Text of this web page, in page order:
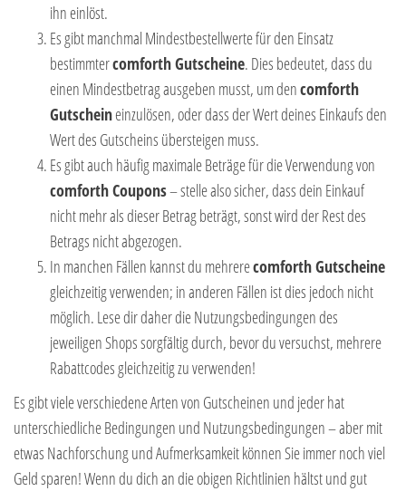
ihn einlöst.
Es gibt manchmal Mindestbestellwerte für den Einsatz
bestimmtercomforthGutscheine. Dies bedeutet, dass du
einen Mindestbetrag ausgeben musst, um dencomforth
Gutscheineinzulösen, oder dass der Wert deines Einkaufs den
Wert des Gutscheins übersteigen muss.
Es gibt auch häufig maximale Beträge für die Verwendung von
comforthCoupons– stelle also sicher, dass dein Einkauf
nicht mehr als dieser Betrag beträgt, sonst wird der Rest des
Betrags nicht abgezogen.
In manchen Fällen kannst du mehrerecomforthGutscheine
gleichzeitig verwenden; in anderen Fällen ist dies jedoch nicht
möglich. Lese dir daher die Nutzungsbedingungen des
jeweiligen Shops sorgfältig durch, bevor du versuchst, mehrere
Rabattcodes gleichzeitig zu verwenden!
Es gibt viele verschiedene Arten von Gutscheinen und jeder hat
unterschiedliche Bedingungen und Nutzungsbedingungen – aber mit
etwas Nachforschung und Aufmerksamkeit können Sie immer noch viel
Geld sparen! Wenn du dich an die obigen Richtlinien hältst und gut